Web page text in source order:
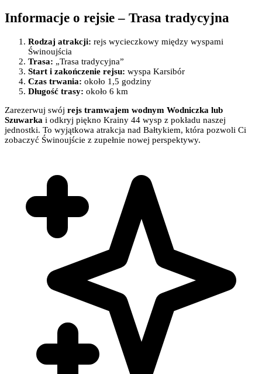
Informacje o rejsie – Trasa tradycyjna
Rodzaj atrakcji: rejs wycieczkowy między wyspami
Świnoujścia
Trasa: „Trasa tradycyjna”
Start i zakończenie rejsu: wyspa Karsibór
Czas trwania: około 1,5 godziny
Długość trasy: około 6 km
Zarezerwuj swój rejs tramwajem wodnym Wodniczka lub
Szuwarka i odkryj piękno Krainy 44 wysp z pokładu naszej
jednostki. To wyjątkowa atrakcja nad Bałtykiem, która pozwoli Ci
zobaczyć Świnoujście z zupełnie nowej perspektywy.